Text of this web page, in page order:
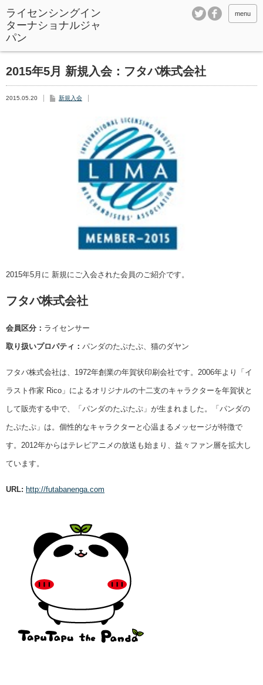
ライセンシングイン
ターナショナルジャ
パン
menu
2015年5月 新規入会：フタバ株式会社
2015.05.20 新規入会
2015年5月に 新規にご入会された会員のご紹介です。
フタバ株式会社
会員区分： ライセンサー
取り扱いプロパティ： パンダのたぷたぷ、猫のダヤン
フタバ株式会社は、1972年創業の年賀状印刷会社です。2006年より「イ
ラスト作家 Rico」によるオリジナルの十二支のキャラクターを年賀状と
して販売する中で、「パンダのたぷたぷ」が生まれました。「パンダの
たぷたぷ」は。個性的なキャラクターと心温まるメッセージが特徴で
す。2012年からはテレビアニメの放送も始まり、益々ファン層を拡大し
ています。
URL: http://futabanenga.com